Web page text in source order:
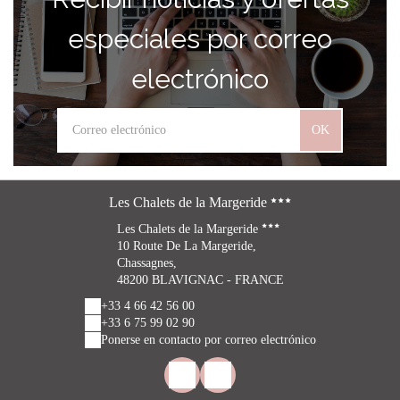
especiales por correo
electrónico
OK
Les Chalets de la Margeride
Les Chalets de la Margeride
10 Route De La Margeride,
Chassagnes,
48200 BLAVIGNAC - FRANCE
+33 4 66 42 56 00
+33 6 75 99 02 90
Ponerse en contacto por correo electrónico